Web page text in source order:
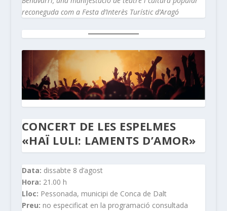
reconeguda com a Festa d’Interès Turístic d’Aragó
CONCERT DE LES ESPELMES
«HAÏ LULI: LAMENTS D’AMOR»
Data: dissabte 8 d’agost
Hora: 21.00 h
Lloc: Pessonada, municipi de Conca de Dalt
Preu: no especificat en la programació consultada